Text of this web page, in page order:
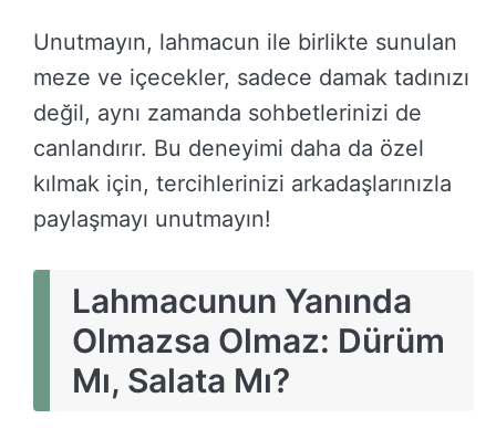
Unutmayın, lahmacun ile birlikte sunulan
meze ve içecekler, sadece damak tadınızı
değil, aynı zamanda sohbetlerinizi de
canlandırır. Bu deneyimi daha da özel
kılmak için, tercihlerinizi arkadaşlarınızla
paylaşmayı unutmayın!
Lahmacunun Yanında
Olmazsa Olmaz: Dürüm
Mı, Salata Mı?